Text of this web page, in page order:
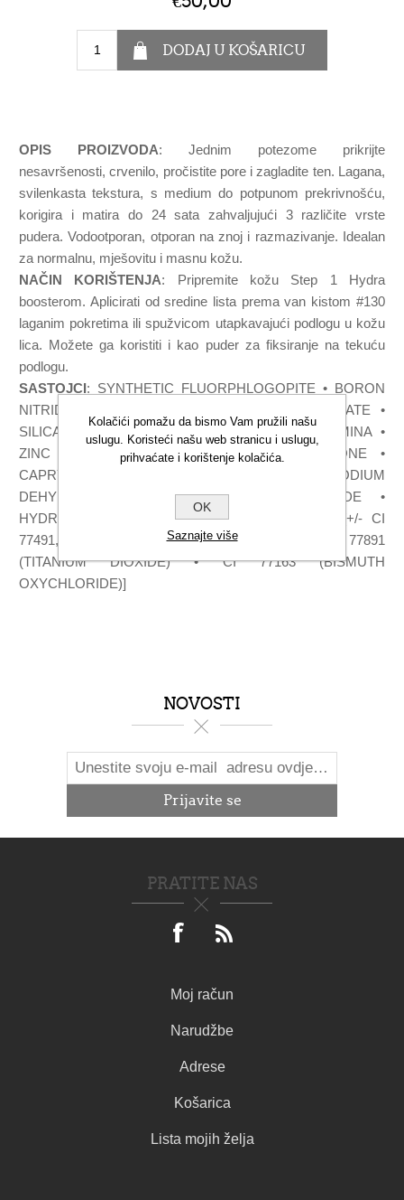
OPIS PROIZVODA: Jednim potezome prikrijte
nesavršenosti, crvenilo, pročistite pore i zagladite ten. Lagana,
svilenkasta tekstura, s medium do potpunom prekrivnošću,
korigira i matira do 24 sata zahvaljujući 3 različite vrste
pudera. Vodootporan, otporan na znoj i razmazivanje. Idealan
za normalnu, mješovitu i masnu kožu.
NAČIN KORIŠTENJA: Pripremite kožu Step 1 Hydra
boosterom. Aplicirati od sredine lista prema van kistom #130
laganim pokretima ili spužvicom utapkavajući podlogu u kožu
lica. Možete ga koristiti i kao puder za fiksiranje na tekuću
podlogu.
SASTOJCI: SYNTHETIC FLUORPHLOGOPITE • BORON
NITRIDE • PENTAERYTHRITYL TETRAISOSTEARATE •
SILICA • POLYMETHYL METHACRYLATE • ALUMINA •
ZINC LAURATE • METHICONE • DIMETHICONE •
CAPRYLYL GLYCOL • ETHYLHEXYLGLYCERIN • SODIUM
DEHYDROACETATE • ALUMINUM HYDROXIDE •
HYDROGEN DIMETHICONE • TOCOPHEROL • [+/- CI
77491, CI 77492, CI 77499 (IRON OXIDES) • CI 77891
(TITANIUM DIOXIDE) • CI 77163 (BISMUTH
OXYCHLORIDE)]
NOVOSTI
PRATITE NAS
Moj račun
Narudžbe
Adrese
Košarica
Lista mojih želja
Kolačići pomažu da bismo Vam pružili našu
uslugu. Koristeći našu web stranicu i uslugu,
prihvaćate i korištenje kolačića.
OK
Saznajte više